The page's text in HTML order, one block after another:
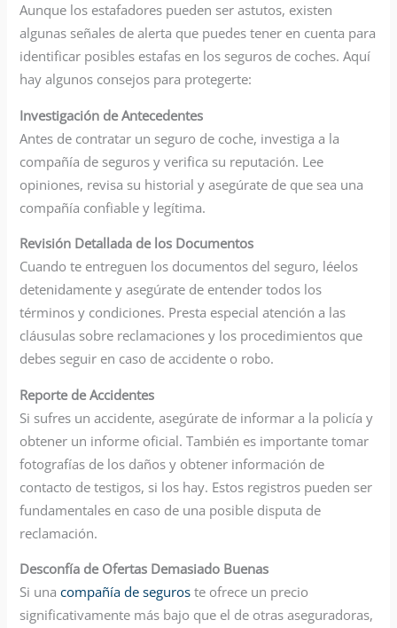
Aunque los estafadores pueden ser astutos, existen
algunas señales de alerta que puedes tener en cuenta para
identificar posibles estafas en los seguros de coches. Aquí
hay algunos consejos para protegerte:
Investigación de Antecedentes
Antes de contratar un seguro de coche, investiga a la
compañía de seguros y verifica su reputación. Lee
opiniones, revisa su historial y asegúrate de que sea una
compañía confiable y legítima.
Revisión Detallada de los Documentos
Cuando te entreguen los documentos del seguro, léelos
detenidamente y asegúrate de entender todos los
términos y condiciones. Presta especial atención a las
cláusulas sobre reclamaciones y los procedimientos que
debes seguir en caso de accidente o robo.
Reporte de Accidentes
Si sufres un accidente, asegúrate de informar a la policía y
obtener un informe oficial. También es importante tomar
fotografías de los daños y obtener información de
contacto de testigos, si los hay. Estos registros pueden ser
fundamentales en caso de una posible disputa de
reclamación.
Desconfía de Ofertas Demasiado Buenas
Si unacompañía de seguros te ofrece un precio
significativamente más bajo que el de otras aseguradoras,